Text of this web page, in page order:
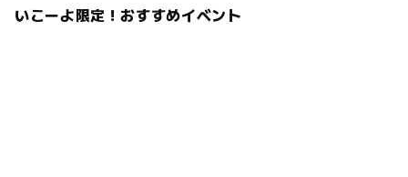
いこーよ限定！おすすめイベント